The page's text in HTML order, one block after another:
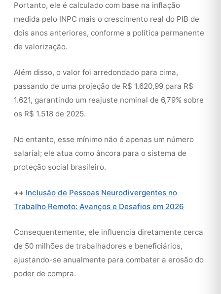
Portanto, ele é calculado com base na inflação
medida pelo INPC mais o crescimento real do PIB de
dois anos anteriores, conforme a política permanente
de valorização.
Além disso, o valor foi arredondado para cima,
passando de uma projeção de R$ 1.620,99 para R$
1.621, garantindo um reajuste nominal de 6,79% sobre
os R$ 1.518 de 2025.
No entanto, esse mínimo não é apenas um número
salarial; ele atua como âncora para o sistema de
proteção social brasileiro.
++ Inclusão de Pessoas Neurodivergentes no
Trabalho Remoto: Avanços e Desafios em 2026
Consequentemente, ele influencia diretamente cerca
de 50 milhões de trabalhadores e beneficiários,
ajustando-se anualmente para combater a erosão do
poder de compra.